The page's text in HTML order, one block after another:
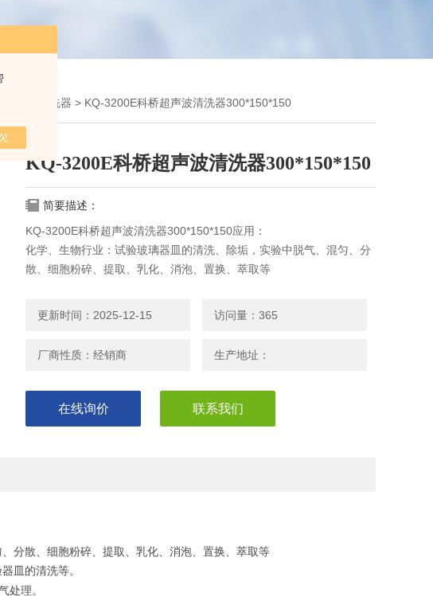
超声波清洗器 > KQ-3200E科桥超声波清洗器300*150*150
KQ-3200E科桥超声波清洗器300*150*150
简要描述：
KQ-3200E科桥超声波清洗器300*150*150应用：
化学、生物行业：试验玻璃器皿的清洗、除垢，实验中脱气、混匀、分
散、细胞粉碎、提取、乳化、消泡、置换、萃取等
的清洗等。
中草药、烟草、农药、瘦肉精、地沟油等有效成分的萃取。
更新时间：2025-12-15 访问量：365
厂商性质：经销商 生产地址：
在线询价 联系我们
分散、细胞粉碎、提取、乳化、消泡、置换、萃取等
皿的清洗等。
处理。